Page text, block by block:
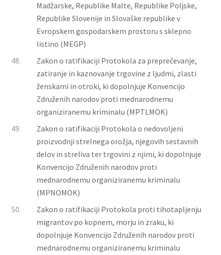
Madžarske, Republike Malte, Republike Poljske,
Republike Slovenije in Slovaške republike v
Evropskem gospodarskem prostoru s sklepno
listino (MEGP)
48.
Zakon o ratifikaciji Protokola za preprečevanje,
zatiranje in kaznovanje trgovine z ljudmi, zlasti
ženskami in otroki, ki dopolnjuje Konvencijo
Združenih narodov proti mednarodnemu
organiziranemu kriminalu (MPTLMOK)
49.
Zakon o ratifikaciji Protokola o nedovoljeni
proizvodnji strelnega orožja, njegovih sestavnih
delov in streliva ter trgovini z njimi, ki dopolnjuje
Konvencijo Združenih narodov proti
mednarodnemu organiziranemu kriminalu
(MPNOMOK)
50.
Zakon o ratifikaciji Protokola proti tihotapljenju
migrantov po kopnem, morju in zraku, ki
dopolnjuje Konvencijo Združenih narodov proti
mednarodnemu organiziranemu kriminalu